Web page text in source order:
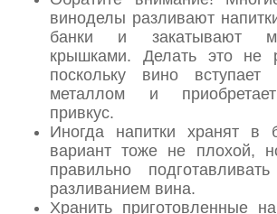
виноделы разливают
банки и закатывают
крышками. Делать это не
поскольку вино
металлом и
привкус.
Иногда напитки хранят в
вариант тоже не плохой,
правильно
разливанием вина.
Хранить приготовленные